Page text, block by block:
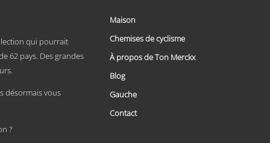
être
choisies
la
produit
qui pourrait
62 pays. Des grandes
désormais vous
?
Maison
Chemises de cyclisme
À propos de Ton Merckx
Blog
Gauche
Contact